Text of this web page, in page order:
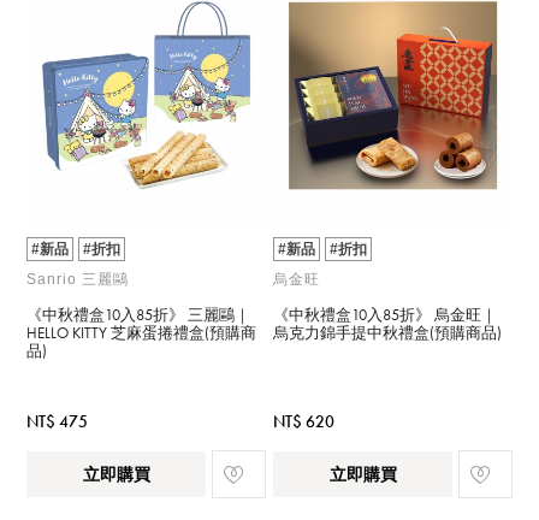
#新品
#折扣
Sanrio 三麗鷗
《中秋禮盒10入85折》 三麗鷗｜
HELLO KITTY 芝麻蛋捲禮盒(預購商
品)
NT$ 475
立即購買
#新品
#折扣
烏金旺
《中秋禮盒10入85折》 烏金旺｜
烏克力錦手提中秋禮盒(預購商品)
NT$ 620
立即購買